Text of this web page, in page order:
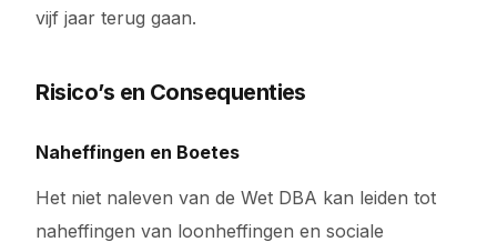
vijf jaar terug gaan.
Risico’s en Consequenties
Naheffingen en Boetes
Het niet naleven van de Wet DBA kan leiden tot
naheffingen van loonheffingen en sociale